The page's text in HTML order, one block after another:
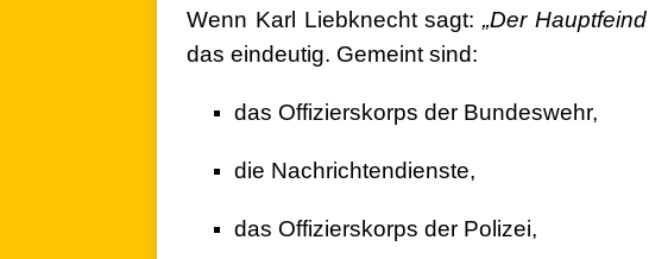
Wenn Karl Liebknecht sagt:„Der
das eindeutig. Gemeint sind:
das Offizierskorps der Bundeswehr,
die Nachrichtendienste,
das Offizierskorps der Polizei,